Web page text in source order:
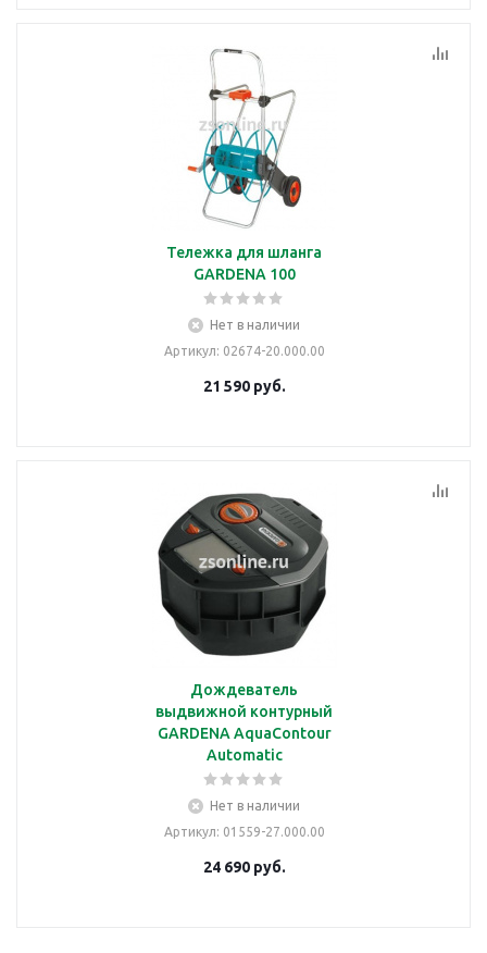
Тележка для шланга
GARDENA 100
Нет в наличии
Артикул: 02674-20.000.00
21 590руб.
Дождеватель
выдвижной контурный
GARDENA AquaContour
Automatic
Нет в наличии
Артикул: 01559-27.000.00
24 690руб.